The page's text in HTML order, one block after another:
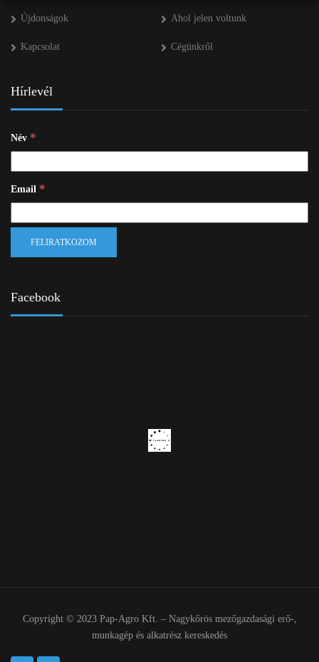
Újdonságok Ahol jelen voltunk
Kapcsolat Cégünkről
Hírlevél
Név *
Email *
Facebook
Copyright © 2023 Pap-Agro Kft. – Nagykőrös mezőgazdasági erő-,
munkagép és alkatrész kereskedés